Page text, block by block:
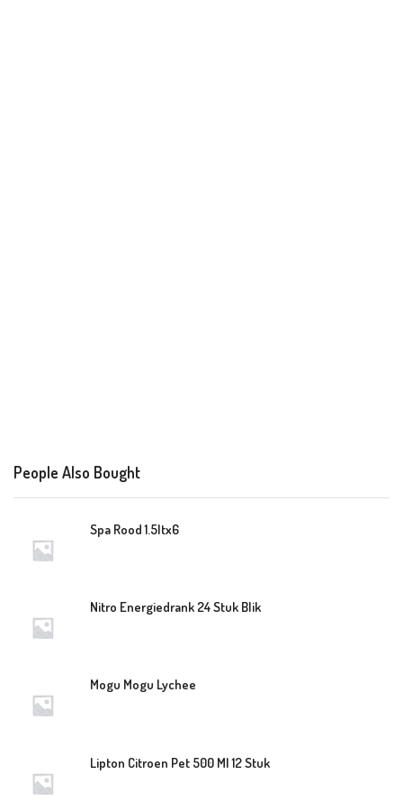
People Also Bought
Spa Rood 1.5ltx6
Nitro Energiedrank 24 Stuk Blik
Mogu Mogu Lychee
Lipton Citroen Pet 500 Ml 12 Stuk